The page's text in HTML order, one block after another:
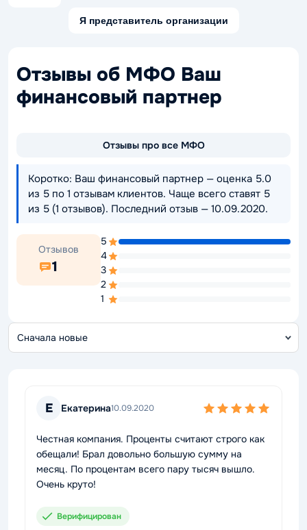
Я представитель организации
Отзывы об МФО Ваш
финансовый партнер
Отзывы про все МФО
Коротко: Ваш финансовый партнер — оценка 5.0
из 5 по 1 отзывам клиентов. Чаще всего ставят 5
из 5 (1 отзывов). Последний отзыв — 10.09.2020.
Отзывов
1
5
4
3
2
1
Е Екатерина10.09.2020
Честная компания. Проценты считают строго как
обещали! Брал довольно большую сумму на
месяц. По процентам всего пару тысяч вышло.
Очень круто!
Верифицирован